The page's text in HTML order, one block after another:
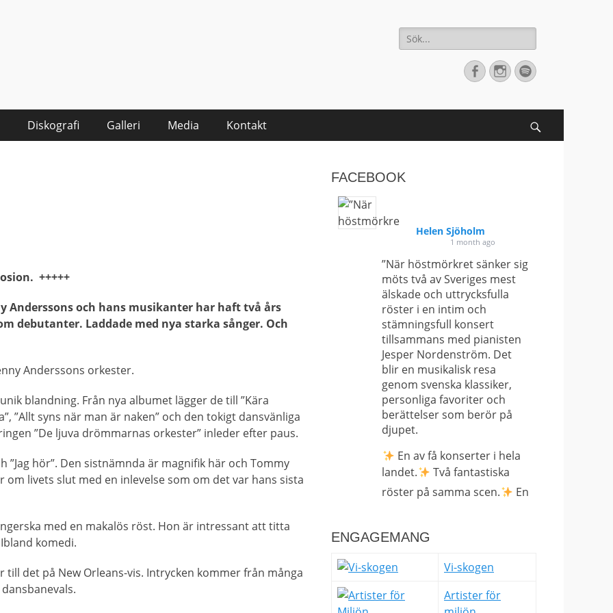
Sök
efter:
FacebookInstagram
Spotify
Diskografi Galleri Media Kontakt
+++++
Anderssons och hans musikanter har haft två års
debutanter. Laddade med nya starka sånger. Och
Anderssons orkester.
blandning. Från nya albumet lägger de till ”Kära
”Allt syns när man är naken” och den tokigt dansvänliga
”De ljuva drömmarnas orkester” inleder efter paus.
”Jag hör”. Den sistnämnda är magnifik här och Tommy
om livets slut med en inlevelse som om det var hans sista
med en makalös röst. Hon är intressant att titta
komedi.
det på New Orleans-vis. Intrycken kommer från många
FACEBOOK
Helen Sjöholm
1 month ago
”När höstmörkret sänker sig
möts två av Sveriges mest
älskade och uttrycksfulla
röster i en intim och
stämningsfull konsert
tillsammans med pianisten
Jesper Nordenström. Det
blir en musikalisk resa
genom svenska klassiker,
personliga favoriter och
berättelser som berör på
djupet.
En av få konserter i hela
landet.
Två fantastiska
röster på samma scen.
En
upplevas på plats.
långt ifrån en vanlig konsert
möjlighet att uppleva Helen
ENGAGEMANG
Vi-skogen
Artister för